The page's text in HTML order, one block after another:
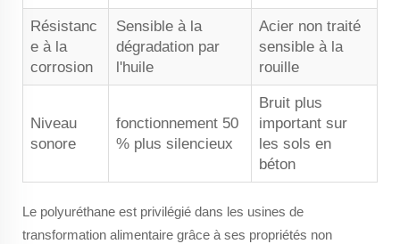
Résistanc
e à la
corrosion
Sensible à la
dégradation par
l'huile
Acier non traité
sensible à la
rouille
Niveau
sonore
fonctionnement 50
% plus silencieux
Bruit plus
important sur
les sols en
béton
Le polyuréthane est privilégié dans les usines de
transformation alimentaire grâce à ses propriétés non